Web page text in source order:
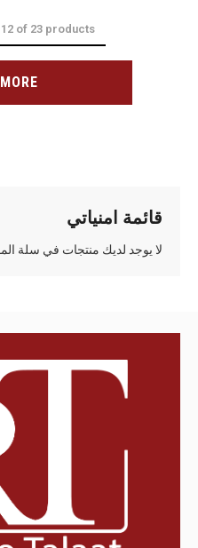
12 of 23 products
قائمة امنياتي
لا يوجد لديك منتجات في سلة